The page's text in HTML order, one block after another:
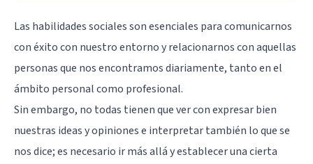
Las habilidades sociales son esenciales para comunicarnos
con éxito con nuestro entorno y relacionarnos con aquellas
personas que nos encontramos diariamente, tanto en el
ámbito personal como profesional.
Sin embargo, no todas tienen que ver con expresar bien
nuestras ideas y opiniones e interpretar también lo que se
nos dice; es necesario ir más allá y establecer una cierta